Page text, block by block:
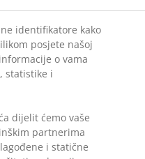
identifikatore kako
posjete našoj
o vama
statistike i
dijelit ćemo vaše
partnerima
i statične